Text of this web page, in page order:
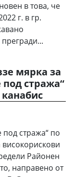
в това, че
г. в гр.
мярка за
стража“
стража“ по
Районен
направено от